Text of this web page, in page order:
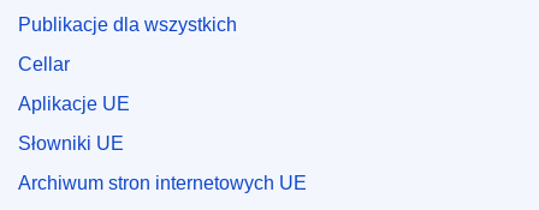
Publikacje dla wszystkich
Cellar
Aplikacje UE
Słowniki UE
Archiwum stron internetowych UE